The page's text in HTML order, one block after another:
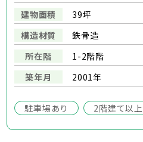
建物面積
39坪
構造材質
鉄骨造
所在階
1-2階階
築年月
2001年
駐車場あり 2階建て以上